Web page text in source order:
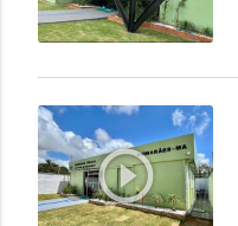
play_circle_outline